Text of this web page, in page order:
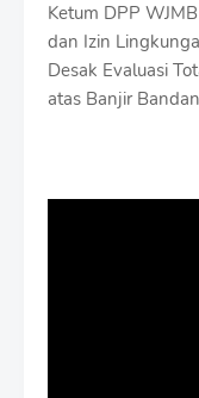
Ketum DPP
dan Izin
Desak Evaluasi
atas Banjir